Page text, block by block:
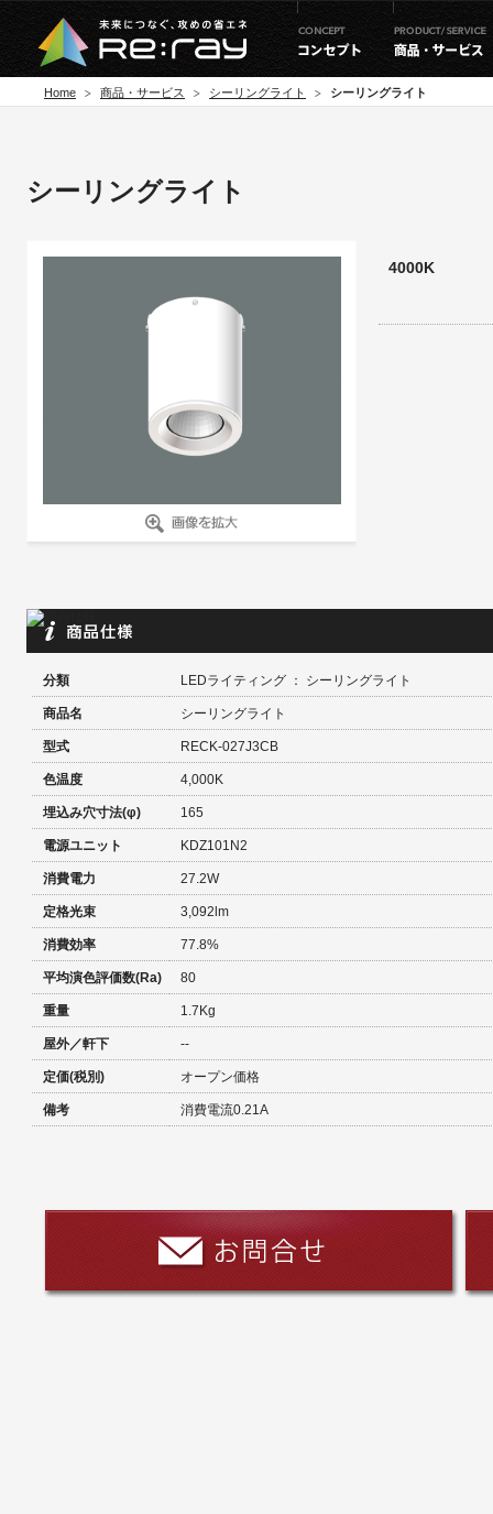
Home 商品・サービス シーリングライト シーリングライト
シーリングライト
4000K
分類 LEDライティング ： シーリングライト
商品名 シーリングライト
型式 RECK-027J3CB
色温度 4,000K
埋込み穴寸法(φ) 165
電源ユニット KDZ101N2
消費電力 27.2W
定格光束 3,092lm
消費効率 77.8%
平均演色評価数(Ra) 80
重量 1.7Kg
屋外／軒下 --
定価(税別) オープン価格
備考 消費電流0.21A